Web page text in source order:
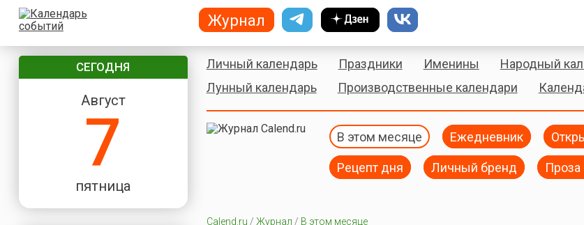
СЕГОДНЯ
Август
7
пятница
Личный календарь Праздники Именины Народный
Лунный календарь
Производственные календари
В этом месяце Ежедневник
Рецепт дня Личный бренд Проза
Calend.ru / Журнал / В этом месяце
Журнал